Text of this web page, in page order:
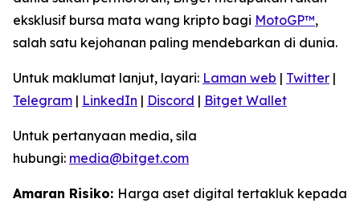
eksklusif bursa mata wang kripto bagi MotoGP™,
salah satu kejohanan paling mendebarkan di dunia.
Untuk maklumat lanjut, layari: Laman web | Twitter |
Telegram | LinkedIn | Discord | Bitget Wallet
Untuk pertanyaan media, sila
hubungi: media@bitget.com
Amaran Risiko: Harga aset digital tertakluk kepada